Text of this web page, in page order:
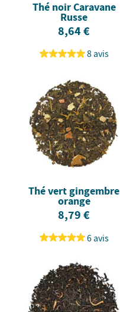
Thé noir Caravane
Russe
8,64 €
8 avis
Thé vert gingembre
orange
8,79 €
6 avis